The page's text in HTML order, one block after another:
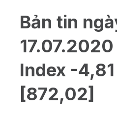
Bản tin
Index -
[872,02]